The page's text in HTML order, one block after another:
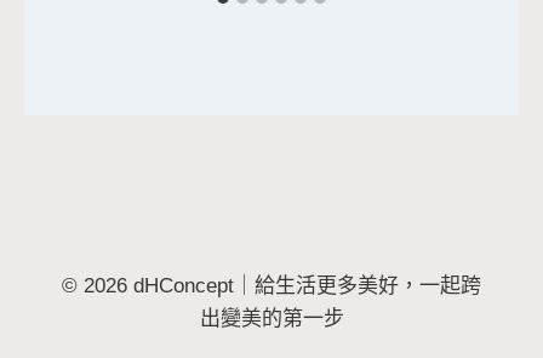
© 2026 dHConcept｜給生活更多美好，一起跨
出變美的第一步